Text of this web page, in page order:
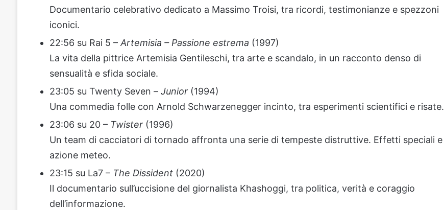
Documentario celebrativo dedicato a Massimo Troisi, tra ricordi, testimonianze e spezzoni
iconici.
22:56 su Rai 5 – Artemisia – Passione estrema (1997)
La vita della pittrice Artemisia Gentileschi, tra arte e scandalo, in un racconto denso di
sensualità e sfida sociale.
23:05 su Twenty Seven – Junior(1994)
Una commedia folle con Arnold Schwarzenegger incinto, tra esperimenti scientifici e risate.
23:06 su 20 – Twister(1996)
Un team di cacciatori di tornado affronta una serie di tempeste distruttive. Effetti speciali e
azione meteo.
23:15 su La7 – The Dissident(2020)
Il documentario sull’uccisione del giornalista Khashoggi, tra politica, verità e coraggio
dell’informazione.